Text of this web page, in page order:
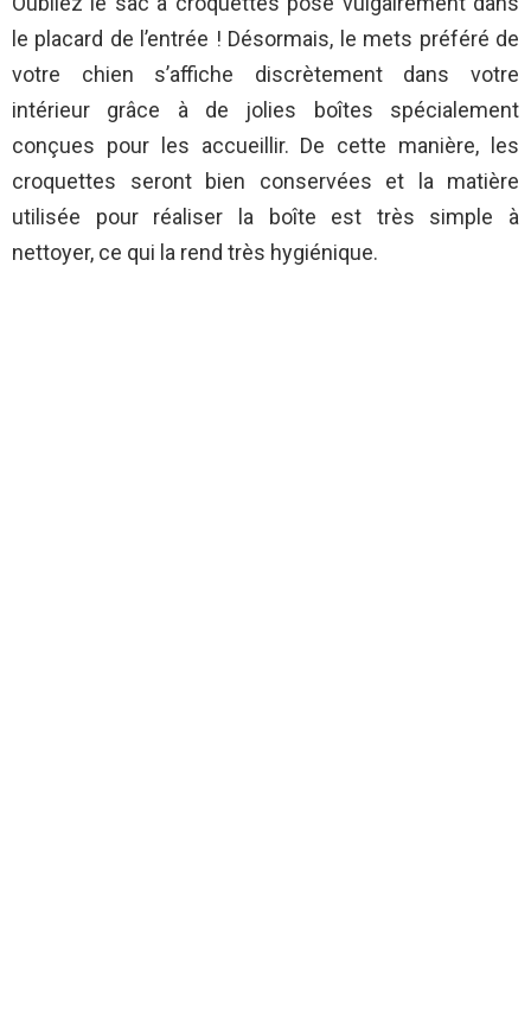
le placard de l’entrée ! Désormais, le mets préféré de
votre chien s’affiche discrètement dans votre
intérieur grâce à de jolies boîtes spécialement
conçues pour les accueillir. De cette manière, les
croquettes seront bien conservées et la matière
utilisée pour réaliser la boîte est très simple à
nettoyer, ce qui la rend très hygiénique.